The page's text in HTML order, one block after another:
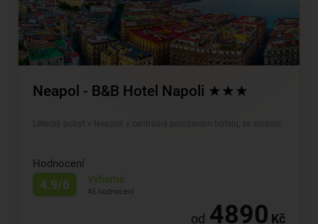
Neapol - B&B Hotel Napoli ★★★
Hodnocení
4.9/6 Výborné
45 hodnocení
od 4890 Kč